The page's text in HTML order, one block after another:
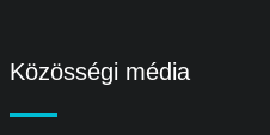
Közösségi média